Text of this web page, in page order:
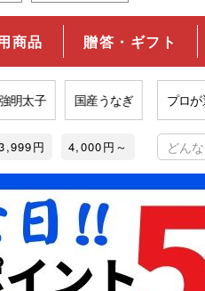
商品 贈答・ギフト
子 国産うなぎ プロが選
円 4,000円～